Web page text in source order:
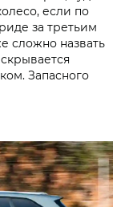
если по
за третьим
сложно назвать
Запасного